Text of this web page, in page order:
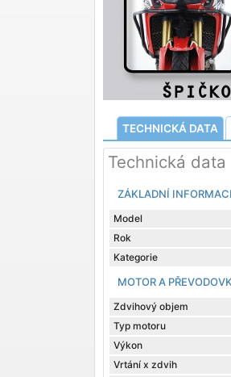
TECHNICKÁ DATA
Technická
ZÁKLADNÍ
Model
Rok
Kategorie
MOTOR A
Zdvihový objem
Typ motoru
Výkon
Vrtání x zdvih